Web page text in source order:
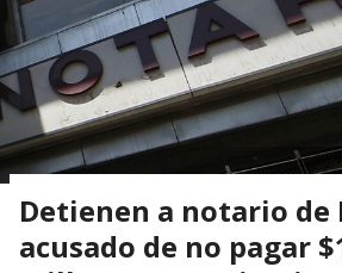
Detienen a notario de
acusado de no pagar